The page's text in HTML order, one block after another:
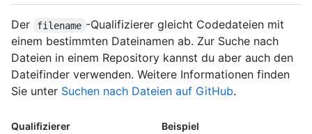
Der filename -Qualifizierer gleicht Codedateien mit
einem bestimmten Dateinamen ab. Zur Suche nach
Dateien in einem Repository kannst du aber auch den
Dateifinder verwenden. Weitere Informationen finden
Sie unter Suchen nach Dateien auf GitHub.
Qualifizierer Beispiel